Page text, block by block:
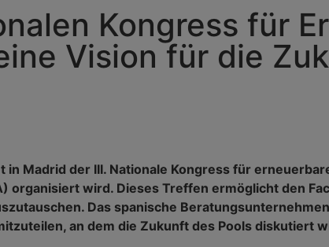
Kongress für
Vision für die
Madrid der III. Nationale Kongress für
organisiert wird. Dieses Treffen ermöglicht den
Das spanische
an dem die Zukunft des Pools diskutiert